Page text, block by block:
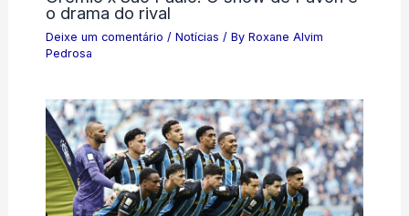
o drama do rival
Deixe um comentário / Notícias / By Roxane Alvim
Pedrosa